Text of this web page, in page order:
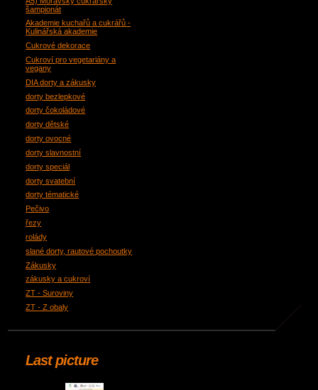
šampionát
Akademie kuchařů a cukrářů -
Kulinářská akademie
Cukrové dekorace
Cukroví pro vegetariány a
vegany
DIA dorty a zákusky
dorty bezlepkové
dorty čokoládové
dorty dětské
dorty ovocné
dorty slavnostní
dorty speciál
dorty svatební
dorty tématické
Pečivo
řezy
rolády
slané dorty, rautové pochoutky
Zákusky
zákusky a cukroví
ZT - Suroviny
ZT - Z obaly
Last picture